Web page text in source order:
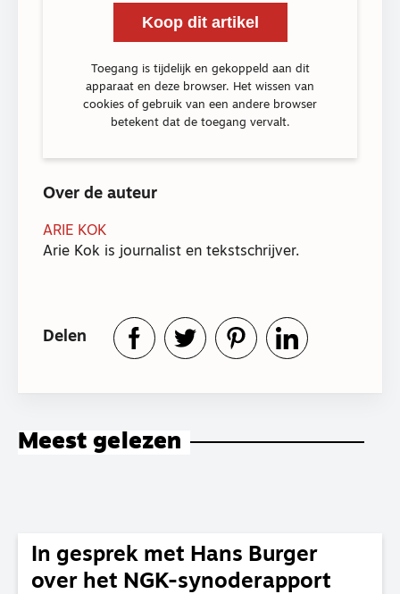
Koop dit artikel
Toegang is tijdelijk en gekoppeld aan dit
apparaat en deze browser. Het wissen van
cookies of gebruik van een andere browser
betekent dat de toegang vervalt.
Over de auteur
ARIE KOK
Arie Kok is journalist en tekstschrijver.
Delen
Meest gelezen
In gesprek met Hans Burger
over het NGK-synoderapport